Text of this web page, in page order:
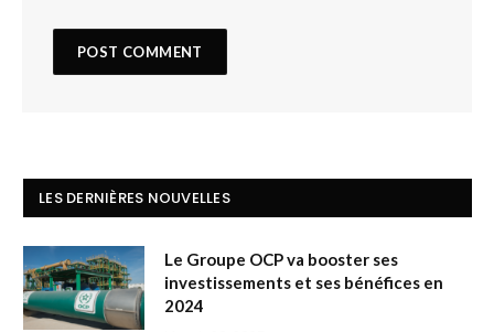
LES DERNIÈRES NOUVELLES
Le Groupe OCP va booster ses
investissements et ses bénéfices en
2024